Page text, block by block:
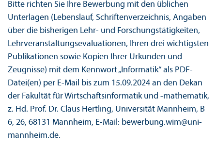
Bitte richten Sie Ihre Bewerbung mit den üblichen
Unterlagen (Lebenslauf, Schriftenverzeichnis, Angaben
über die bisherigen Lehr- und Forschungstätigkeiten,
Lehrveranstaltungsevaluationen, Ihren drei wichtigsten
Publikationen sowie Kopien Ihrer Urkunden und
Zeugnisse) mit dem Kennwort „Informatik“ als PDF-
Datei(en) per E-Mail bis zum 15.09.2024 an den Dekan
der Fakultät für Wirtschaftsinformatik und -mathematik,
z. Hd. Prof. Dr. Claus Hertling, Universität Mannheim, B
6, 26, 68131 Mannheim, E-Mail: bewerbung.wim@uni-
mannheim.de.